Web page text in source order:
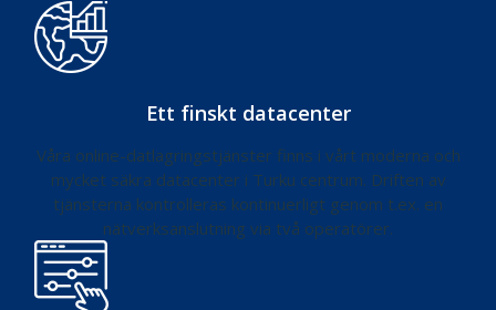
Ett finskt datacenter
Våra online-datlagringstjänster finns i vårt moderna och
mycket säkra datacenter i Turku centrum. Driften av
tjänsterna kontrolleras kontinuerligt genom t.ex. en
nätverksanslutning via två operatörer.